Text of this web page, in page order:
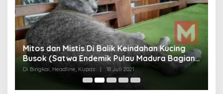
Mitos dan Mistis Di Balik Keindahan Kucing
Busok (Satwa Endemik Pulau Madura Bagian
I)
Di Bingkai, Headline, Kupas | 18 Juli 2021